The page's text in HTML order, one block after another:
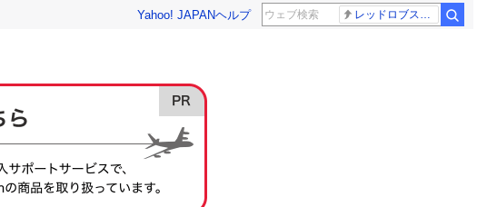
Yahoo! JAPANヘルプ レッドロブスター